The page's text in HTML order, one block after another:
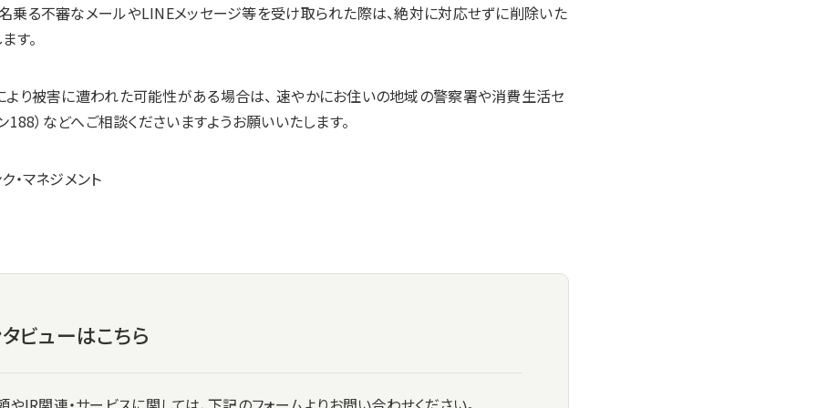
乗る不審なメールやLINEメッセージ等を受け取られた際は、絶対に対応せずに削除いた
す。
より被害に遭われた可能性がある場合は、 速やかにお住いの地域の警察署や消費生活セ
188）などへご相談くださいますようお願いいたします。
・マネジメント
ビューはこちら